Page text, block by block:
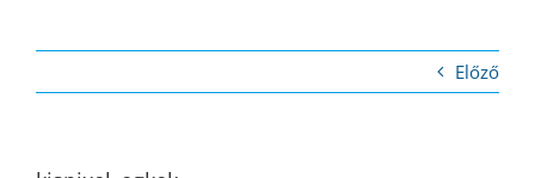
Előző